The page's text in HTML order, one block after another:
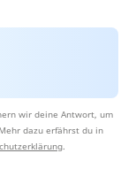
wir deine Antwort, um
dazu erfährst du in
.